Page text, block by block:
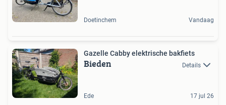
Doetinchem Vandaag
Gazelle Cabby elektrische bakfiets
Bieden Details
Ede 17 jul 26